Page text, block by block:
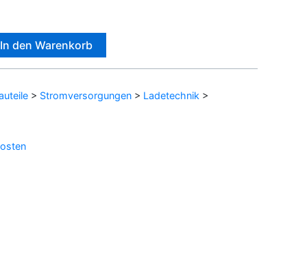
In den Warenkorb
> Stromversorgungen > Ladetechnik >